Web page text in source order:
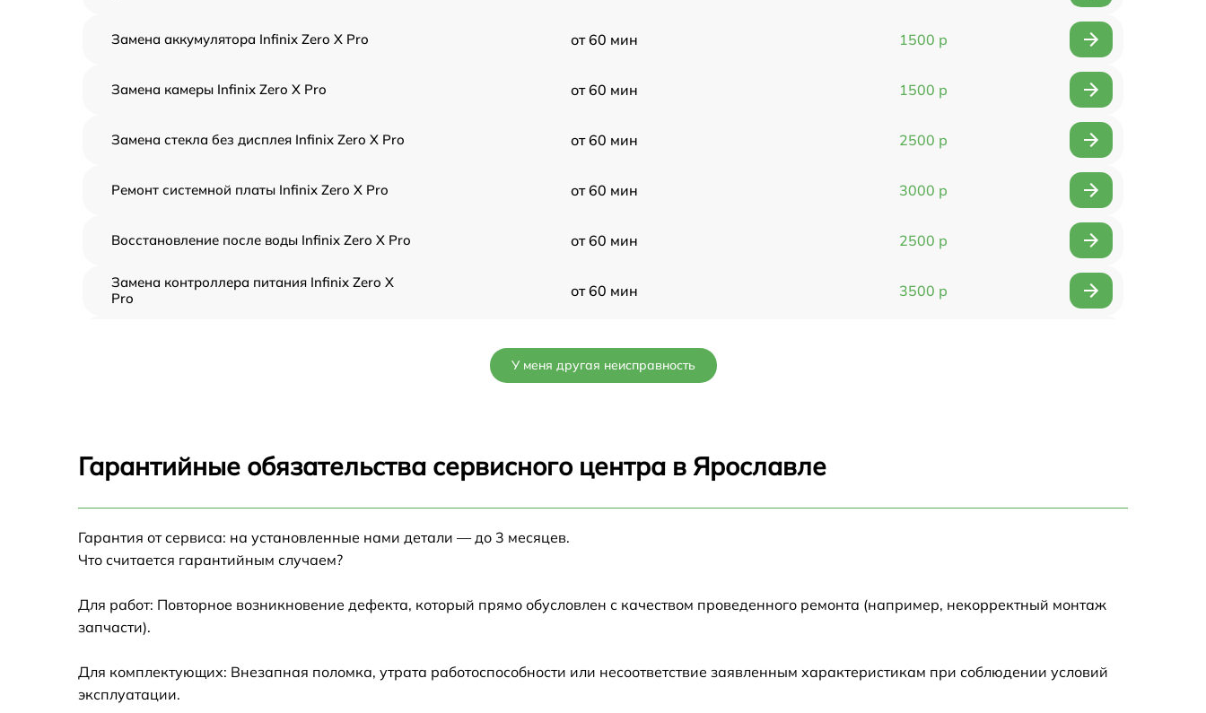
Замена аккумулятора Infinix Zero X Pro от 60 мин 1500 р
Замена камеры Infinix Zero X Pro от 60 мин 1500 р
Замена стекла без дисплея Infinix Zero X Pro от 60 мин 2500 р
Ремонт системной платы Infinix Zero X Pro от 60 мин 3000 р
Восстановление после воды Infinix Zero X Pro от 60 мин 2500 р
Замена контроллера питания Infinix Zero X
Pro
от 60 мин 3500 р
Замена стекла с дисплеем Infinix Zero X Pro
Pro
Замена стекла задней крышки Infinix Zero X
Установка защитного стекла Infinix Zero X
Pro
У меня другая неисправность
Гарантийные обязательства сервисного центра в Ярославле
Гарантия от сервиса: на установленные нами детали — до 3 месяцев.
Что считается гарантийным случаем?
Для работ: Повторное возникновение дефекта, который прямо обусловлен с качеством проведенного ремонта (например, некорректный монтаж
запчасти).
Для комплектующих: Внезапная поломка, утрата работоспособности или несоответствие заявленным характеристикам при соблюдении условий
эксплуатации.